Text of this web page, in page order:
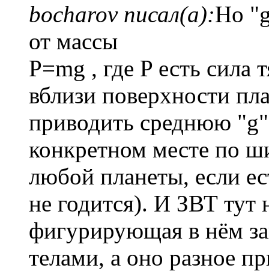
bocharov писал(а):Но
от массы
P=mg , где P есть сила
вблизи поверхности
приводить среднюю
конкретном месте по
любой планеты, если
не годится). И ЗВТ тут
фигурирующая в нём
телами, а оно разное